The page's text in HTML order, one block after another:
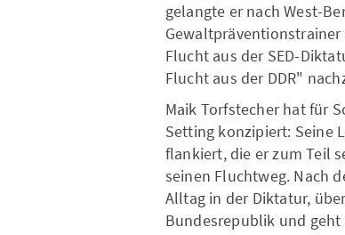
gelangte er nach West-
Gewaltpräventionstrainer
Flucht aus der SED-
Flucht aus der DDR"
Maik Torfstecher hat für
Setting konzipiert: Seine
flankiert, die er zum Teil
seinen Fluchtweg. Nach
Alltag in der Diktatur,
Bundesrepublik und